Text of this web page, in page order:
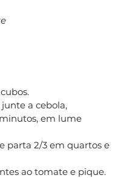
a cebola,
em lume
parta 2/3 em quartos e
ao tomate e pique.